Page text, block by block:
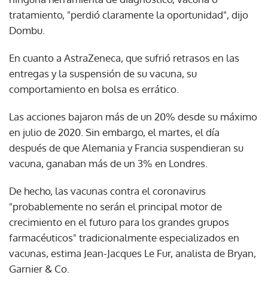
tratamiento, "perdió claramente la oportunidad", dijo
Dombu.
En cuanto a AstraZeneca, que sufrió retrasos en las
entregas y la suspensión de su vacuna, su
comportamiento en bolsa es errático.
Las acciones bajaron más de un 20% desde su máximo
en julio de 2020. Sin embargo, el martes, el día
después de que Alemania y Francia suspendieran su
vacuna, ganaban más de un 3% en Londres.
De hecho, las vacunas contra el coronavirus
"probablemente no serán el principal motor de
crecimiento en el futuro para los grandes grupos
farmacéuticos" tradicionalmente especializados en
vacunas, estima Jean-Jacques Le Fur, analista de Bryan,
Garnier & Co.